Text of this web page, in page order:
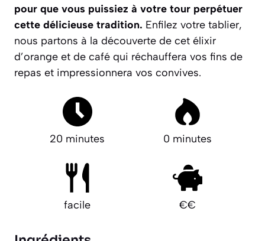
pour que vous puissiez à votre tour perpétuer
cette délicieuse tradition. Enfilez votre tablier,
nous partons à la découverte de cet élixir
d’orange et de café qui réchauffera vos fins de
repas et impressionnera vos convives.
20 minutes 0 minutes
facile €€